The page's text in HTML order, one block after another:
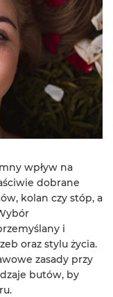
wpływ na
dobrane
kolan czy stóp, a
i
oraz stylu życia.
zasady przy
butów, by